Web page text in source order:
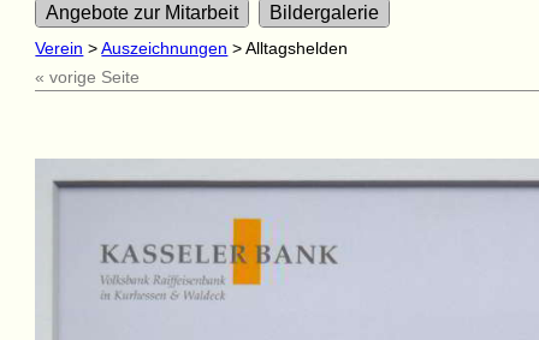
Angebote zur Mitarbeit Bildergalerie
Verein >Auszeichnungen >Alltagshelden
« vorige Seite